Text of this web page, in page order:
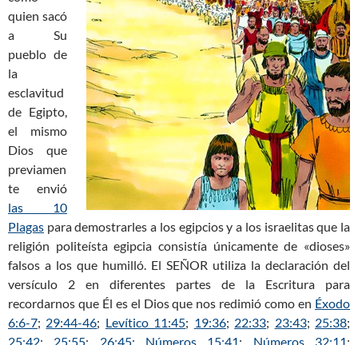
quien sacó
a Su
pueblo de
la
esclavitud
de Egipto,
el mismo
Dios que
previamen
te envió
las 10
Plagas para demostrarles a los egipcios y a los israelitas que la
religión politeísta egipcia consistía únicamente de «dioses»
falsos a los que humilló. El SEÑOR utiliza la declaración del
versículo 2 en diferentes partes de la Escritura para
recordarnos que Él es el Dios que nos redimió como en Éxodo
6:6-7; 29:44-46; Levítico 11:45; 19:36; 22:33; 23:43; 25:38;
25:42; 25:55; 26:45; Números 15:41; Números 32:11;